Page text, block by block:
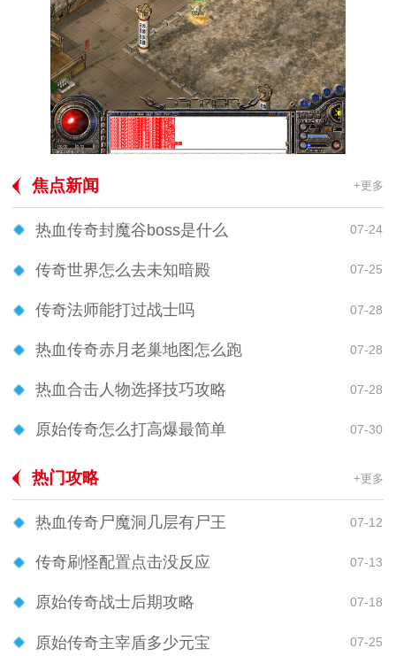
焦点新闻 +更多
热血传奇封魔谷boss是什么 07-24
传奇世界怎么去未知暗殿 07-25
传奇法师能打过战士吗 07-28
热血传奇赤月老巢地图怎么跑 07-28
热血合击人物选择技巧攻略 07-28
原始传奇怎么打高爆最简单 07-30
热门攻略 +更多
热血传奇尸魔洞几层有尸王 07-12
传奇刷怪配置点击没反应 07-13
原始传奇战士后期攻略 07-18
原始传奇主宰盾多少元宝 07-25